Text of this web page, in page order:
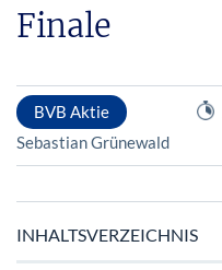
Finale
BVB Aktie
Sebastian Grünewald
INHALTSVERZEICHNIS